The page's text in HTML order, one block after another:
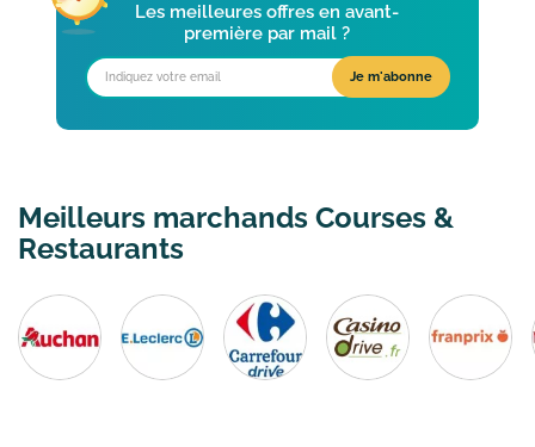
Les meilleures offres en avant-
première par mail ?
Meilleurs marchands Courses &
Restaurants